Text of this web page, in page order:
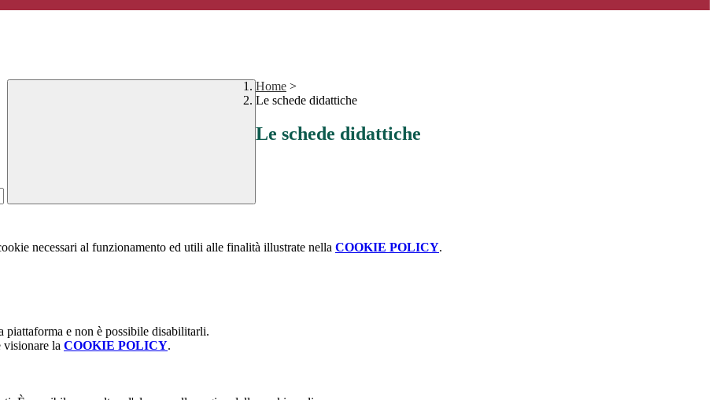
Home >
Le schede didattiche
Le schede didattiche
necessari al funzionamento ed utili alle finalità illustrate nella COOKIE POLICY.
piattaforma e non è possibile disabilitarli.
visionare la COOKIE POLICY.